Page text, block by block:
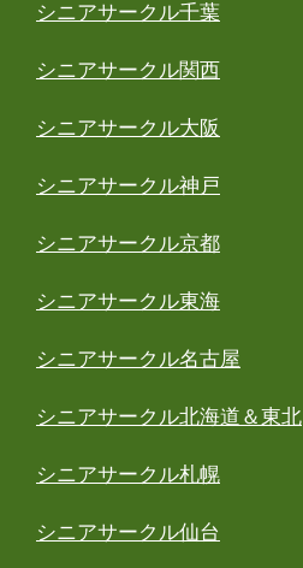
シニアサークル千葉
シニアサークル関西
シニアサークル大阪
シニアサークル神戸
シニアサークル京都
シニアサークル東海
シニアサークル名古屋
シニアサークル北海道＆東北
シニアサークル札幌
シニアサークル仙台